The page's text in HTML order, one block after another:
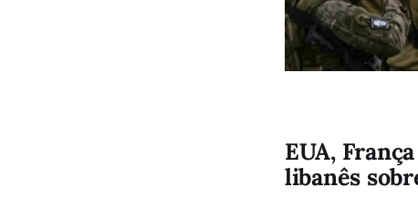
EUA,
libanês